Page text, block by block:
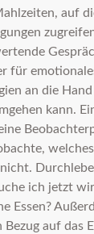
auf
für
an die
kann.
ich jetzt
Essen?
auf das